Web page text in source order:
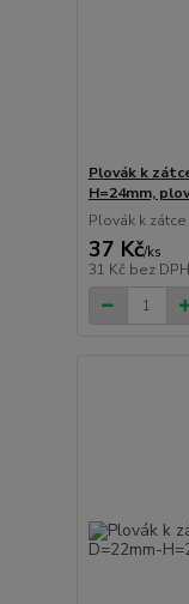
Plovák k
H=24mm,
Plovák k
37 Kč/ks
31 Kč bez DPH